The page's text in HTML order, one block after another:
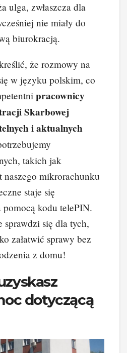
ulga, zwłaszcza dla
nie miały do
biurokracją.
że rozmowy na
w języku polskim, co
pracownicy
Skarbowej
i aktualnych
takich jak
naszego mikrorachunku
staje się
kodu telePIN.
sprawdzi się dla tych,
załatwić sprawy bez
z domu!
dotyczącą